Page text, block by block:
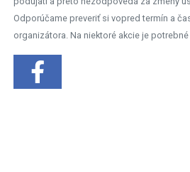
Odporúčame preveriť si vopred termín a
organizátora. Na niektoré akcie je